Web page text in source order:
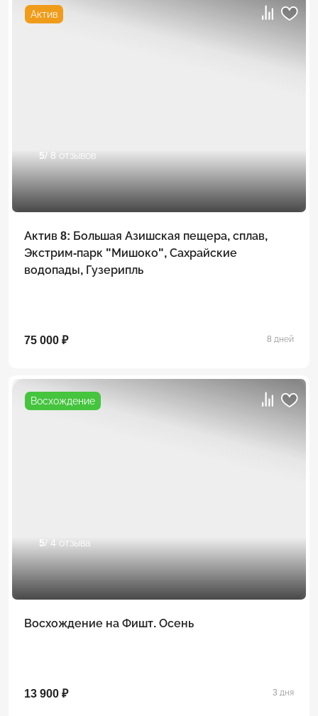
Актив
5/ 8 отзывов
Актив 8: Большая Азишская пещера, сплав,
Экстрим-парк "Мишоко", Сахрайские
водопады, Гузерипль
75 000 ₽ 8 дней
Восхождение
5/ 4 отзыва
Восхождение на Фишт. Осень
13 900 ₽ 3 дня